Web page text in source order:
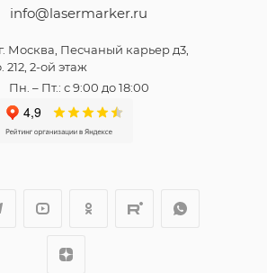
info@lasermarker.ru
Москва, Песчаный карьер д3,
212, 2-ой этаж
Пн. – Пт.: с 9:00 до 18:00